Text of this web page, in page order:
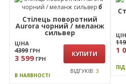
Стілець Аскона ПВХ
чорний
ЦІНА
ГРН ЗАМОВИТИ
ПІД ЗАМОВЛЕННЯ
ВІДГУКІВ:0
948